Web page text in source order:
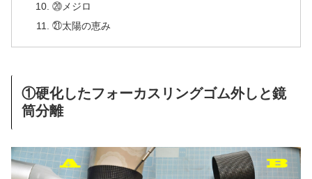
⑳メジロ
㉑太陽の恵み
①硬化したフォーカスリングゴム外しと鏡
筒分離